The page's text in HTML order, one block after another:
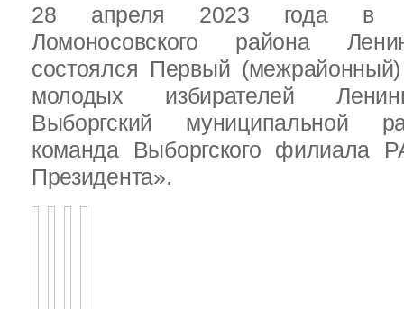
28 апреля 2023 года в
Ломоносовского района
состоялся Первый
молодых избирателей
Выборгский муниципальной
команда Выборгского филиала
Президента».